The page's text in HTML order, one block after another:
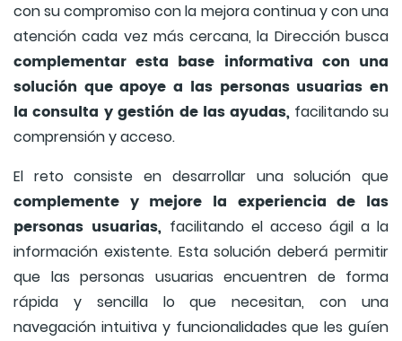
con su compromiso con la mejora continua y con una
atención cada vez más cercana, la Dirección busca
complementar esta base informativa con una
solución que apoye a las personas usuarias en
la consulta y gestión de las ayudas, facilitando su
comprensión y acceso.
El reto consiste en desarrollar una solución que
complemente y mejore la experiencia de las
personas usuarias, facilitando el acceso ágil a la
información existente. Esta solución deberá permitir
que las personas usuarias encuentren de forma
rápida y sencilla lo que necesitan, con una
navegación intuitiva y funcionalidades que les guíen